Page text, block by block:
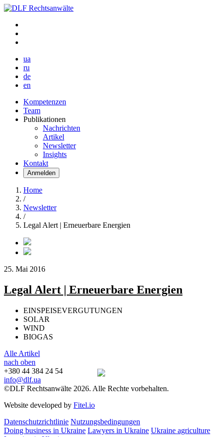
ua
ru
de
en
Kompetenzen
Team
Publikationen
Nachrichten
Artikel
Newsletter
Insights
Kontakt
Anmelden
Home
/
Newsletter
/
Legal Alert | Erneuerbare Energien
25. Mai 2016
Legal Alert | Erneuerbare Energien
EINSPEISEVERGUTUNGEN
SOLAR
WIND
BIOGAS
Alle Artikel
nach oben
+380 44 384 24 54
info@dlf.ua
©DLF Rechtsanwälte 2026. Alle Rechte vorbehalten.
Website developed by Fitel.io
Datenschutzrichtlinie Nutzungsbedingungen
Doing business in Ukraine Lawyers in Ukraine Ukraine agriculture